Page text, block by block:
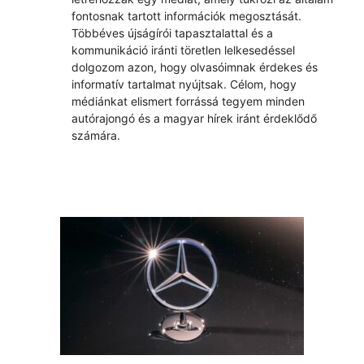
fontosnak tartott információk megosztását.
Többéves újságírói tapasztalattal és a
kommunikáció iránti töretlen lelkesedéssel
dolgozom azon, hogy olvasóimnak érdekes és
informatív tartalmat nyújtsak. Célom, hogy
médiánkat elismert forrássá tegyem minden
autórajongó és a magyar hírek iránt érdeklődő
számára.